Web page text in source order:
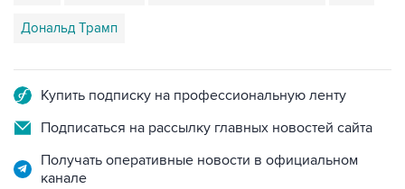
Дональд Трамп
Купить подписку на профессиональную ленту
Подписаться на рассылку главных новостей сайта
Получать оперативные новости в официальном
канале